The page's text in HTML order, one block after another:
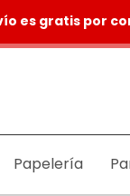
es gratis por
Papelería